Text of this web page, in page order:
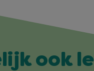
ook